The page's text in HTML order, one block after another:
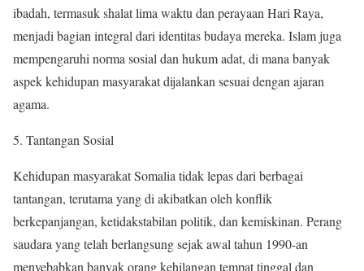
ibadah, termasuk shalat lima waktu dan perayaan Hari Raya,
menjadi bagian integral dari identitas budaya mereka. Islam juga
mempengaruhi norma sosial dan hukum adat, di mana banyak
aspek kehidupan masyarakat dijalankan sesuai dengan ajaran
agama.
5. Tantangan Sosial
Kehidupan masyarakat Somalia tidak lepas dari berbagai
tantangan, terutama yang di akibatkan oleh konflik
berkepanjangan, ketidakstabilan politik, dan kemiskinan. Perang
saudara yang telah berlangsung sejak awal tahun 1990-an
menyebabkan banyak orang kehilangan tempat tinggal dan